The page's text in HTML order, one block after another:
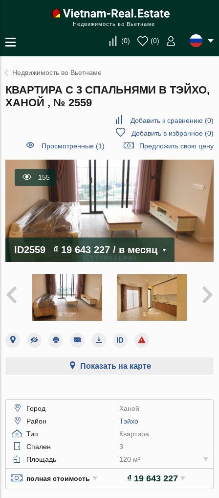
Недвижимость во Вьетнаме
(0) (0)
Недвижимость во Вьетнаме
КВАРТИРА С 3 СПАЛЬНЯМИ В ТЭЙХО,
ХАНОЙ , № 2559
Добавить к сравнению (0)
Добавить в избранное(0)
Просмотренные (1)
Предложить свою цену
155
ID2559 ₫ 19 643 227/ в месяц
Показать на карте
Город
Ханой
Район
Тэйхо
Тип
Квартира
Спален
3
Площадь
120 м²
полная стоимость ₫ 19 643 227